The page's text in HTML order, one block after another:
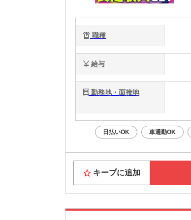
職種
給与
勤務地・面接地
日払いOK 車通勤OK
キープに追加